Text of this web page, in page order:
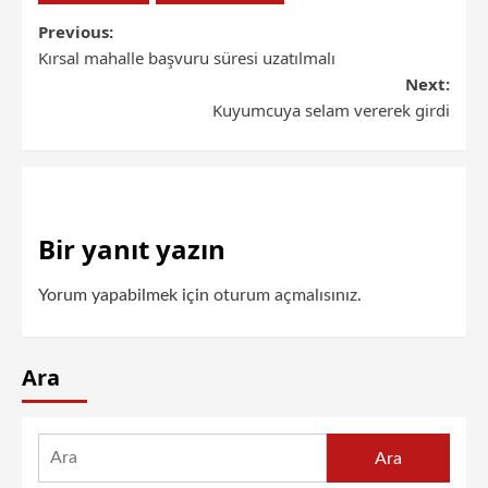
Previous:
Kırsal mahalle başvuru süresi uzatılmalı
Next:
Kuyumcuya selam vererek girdi
Bir yanıt yazın
Yorum yapabilmek için oturum açmalısınız.
Ara
Ara